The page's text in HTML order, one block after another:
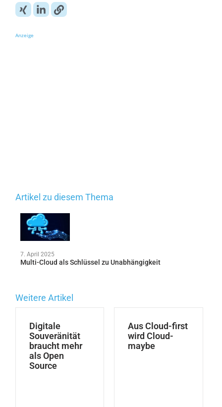
Anzeige
Artikel zu diesem Thema
7. April 2025
Multi-Cloud als Schlüssel zu Unabhängigkeit
Weitere Artikel
Digitale
Souveränität
braucht mehr
als Open
Source
Aus Cloud-first
wird Cloud-
maybe